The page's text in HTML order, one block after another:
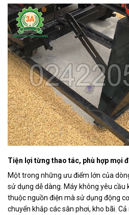
Tiện lợi từng thao tác, phù hợp mọi
Một trong những ưu điểm lớn của
sử dụng dễ dàng. Máy không yêu cầu
thuộc nguồn điện mà sử dụng động
chuyển khắp các sân phơi, kho bãi.